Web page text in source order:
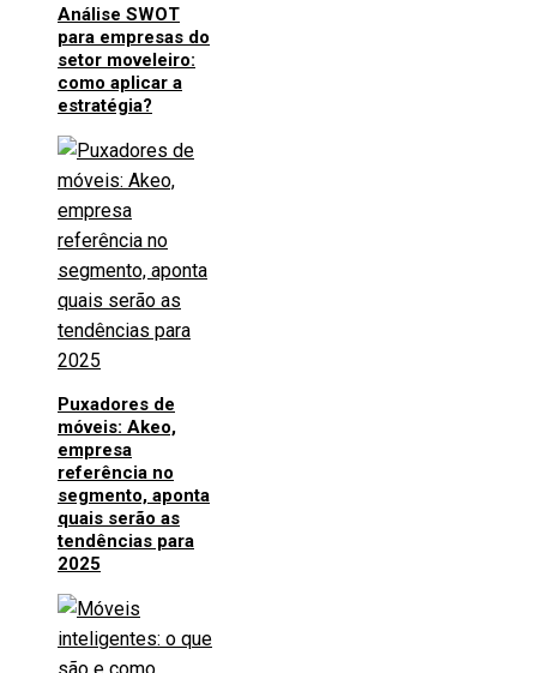
Análise SWOT
para empresas do
setor moveleiro:
como aplicar a
estratégia?
Puxadores de
móveis: Akeo,
empresa
referência no
segmento, aponta
quais serão as
tendências para
2025